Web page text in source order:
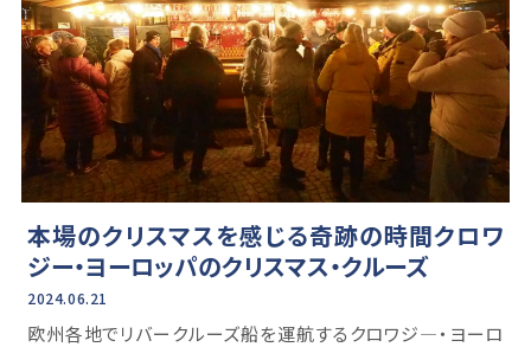
本場のクリスマスを感じる奇跡の時間クロワ
ジー・ヨーロッパのクリスマス・クルーズ
2024.06.21
欧州各地でリバークルーズ船を運航するクロワジ―・ヨーロ